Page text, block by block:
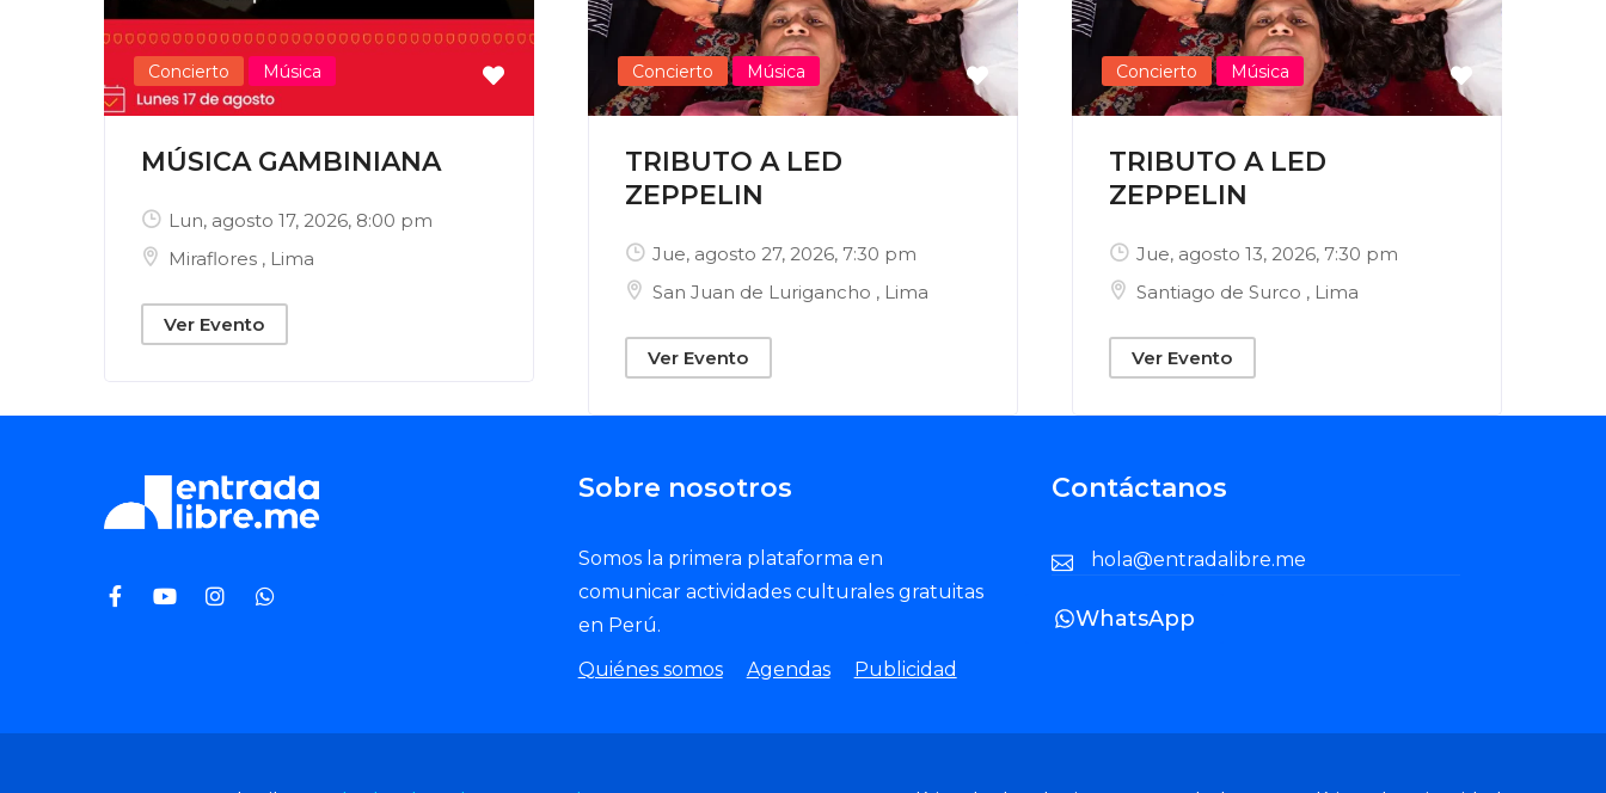
Concierto Música
MÚSICA GAMBINIANA
Lun, agosto 17, 2026, 8:00 pm
Miraflores , Lima
Ver Evento
Concierto Música
TRIBUTO A LED
ZEPPELIN
Jue, agosto 27, 2026, 7:30 pm
San Juan de Lurigancho , Lima
Ver Evento
Concierto Música
TRIBUTO A LED
ZEPPELIN
Jue, agosto 13, 2026, 7:30 pm
Santiago de Surco , Lima
Ver Evento
Sobre nosotros
Somos la primera plataforma en
comunicar actividades culturales gratuitas
en Perú.
Quiénes somos
Agendas Publicidad
Contáctanos
hola@entradalibre.me
WhatsApp